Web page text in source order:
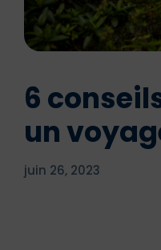
6
un
juin 26, 2023